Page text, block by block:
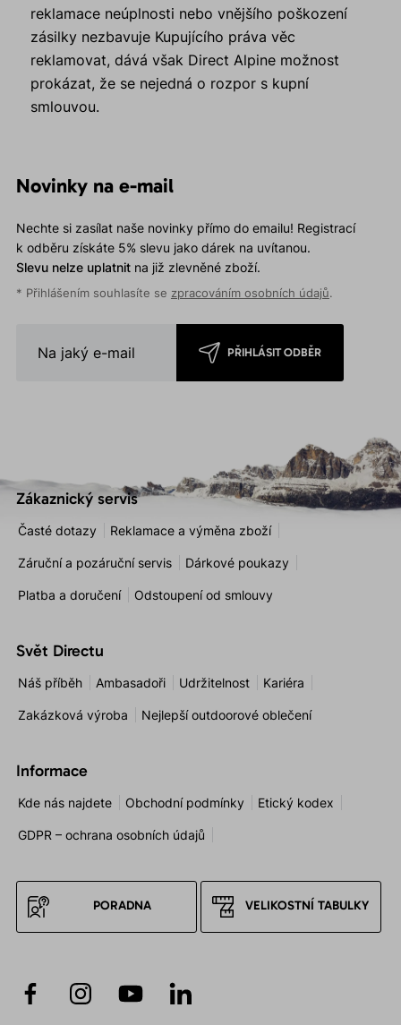
reklamace neúplnosti nebo vnějšího poškození
zásilky nezbavuje Kupujícího práva věc
reklamovat, dává však Direct Alpine možnost
prokázat, že se nejedná o rozpor s kupní
smlouvou.
Novinky na e-mail
Nechte si zasílat naše novinky přímo do emailu! Registrací
k odběru získáte 5% slevu jako dárek na uvítanou.
Slevu nelze uplatnitna již zlevněné zboží.
* Přihlášením souhlasíte se zpracováním osobních údajů.
PŘIHLÁSIT ODBĚR
Zákaznický servis
Časté dotazy Reklamace a výměna zboží
Záruční a pozáruční servis Dárkové poukazy
Platba a doručení Odstoupení od smlouvy
Svět Directu
Náš příběh Ambasadoři Udržitelnost Kariéra
Zakázková výroba Nejlepší outdoorové oblečení
Informace
Kde nás najdete Obchodní podmínky Etický kodex
GDPR – ochrana osobních údajů
PORADNA VELIKOSTNÍ TABULKY